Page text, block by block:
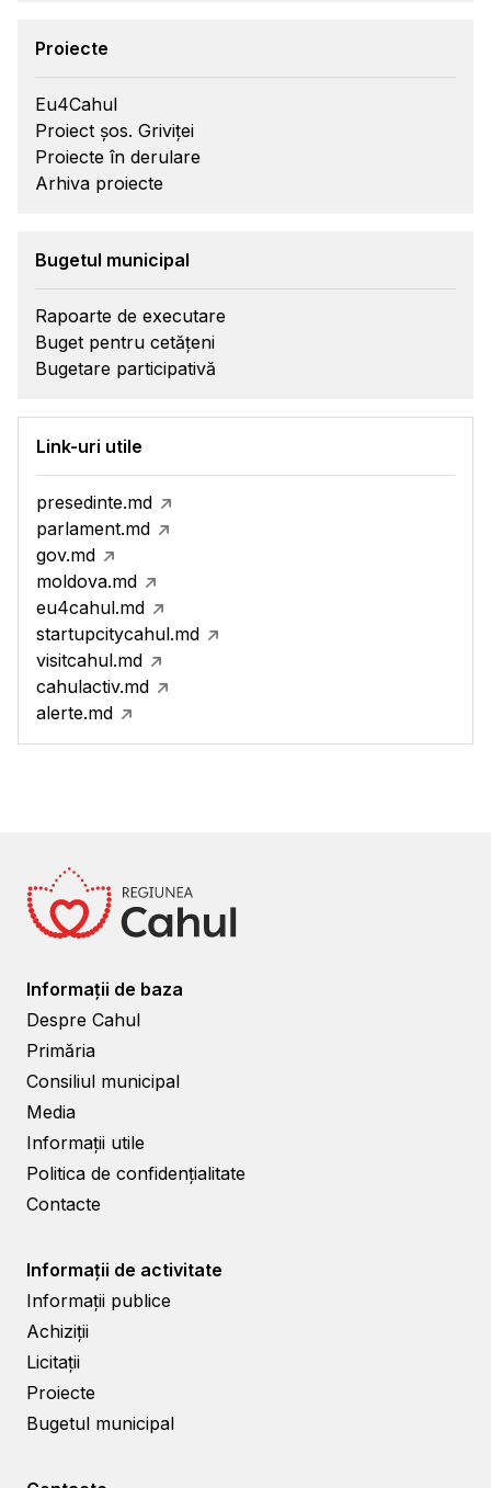
Proiecte
Eu4Cahul
Proiect șos. Griviței
Proiecte în derulare
Arhiva proiecte
Bugetul municipal
Rapoarte de executare
Buget pentru cetățeni
Bugetare participativă
Link-uri utile
presedinte.md
parlament.md
gov.md
moldova.md
eu4cahul.md
startupcitycahul.md
visitcahul.md
cahulactiv.md
alerte.md
Informații de baza
Despre Cahul
Primăria
Consiliul municipal
Media
Informații utile
Politica de confidențialitate
Contacte
Informații de activitate
Informații publice
Achiziții
Licitații
Proiecte
Bugetul municipal